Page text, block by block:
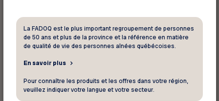
2017 que les premiers ateliers ont vu le jour au
Bas Saint-Laurent. Grâce aux efforts concertés
de la Table multisectorielle des aînés du
Saint-Laurent , 50 ateliers ont été réalisés sur le
territoire du Témiscouata. En 2017, laFADOQ
annoncé le déploiement du programme dans
La FADOQ est le plus important regroupement de personnes
de 50 ans et plus de la province et la référence en matière
de qualité de vie des personnes aînées québécoises.
En savoir plus
Pour connaître les produits et les offres dans votre région,
veuillez indiquer votre langue et votre secteur.